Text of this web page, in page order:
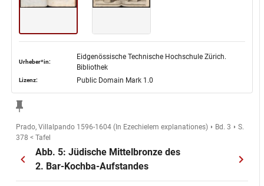
Urheber*in:
Eidgenössische Technische Hochschule Zürich.
Bibliothek
Lizenz: Public Domain Mark 1.0
Prado, Villalpando 1596-1604 (In Ezechielem explanationes) Bd. 3
S.
378 < Tafel
Abb. 5: Jüdische Mittelbronze des
2. Bar-Kochba-Aufstandes